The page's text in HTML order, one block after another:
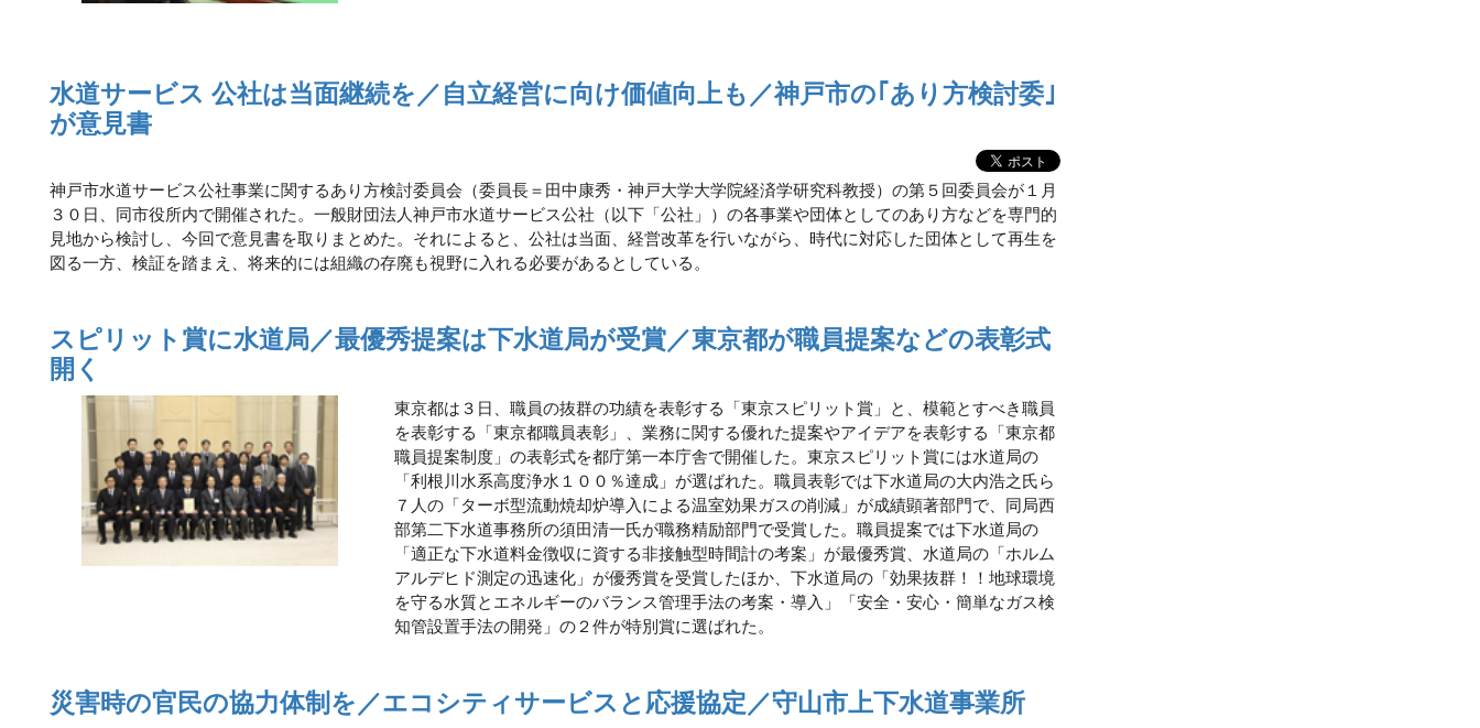
水道サービス 公社は当面継続を／自立経営に向け価値向上も／神戸市の｢あり方検討委｣
が意見書
神戸市水道サービス公社事業に関するあり方検討委員会（委員長＝田中康秀・神戸大学大学院経済学研究科教授）の第５回委員会が１月
３０日、同市役所内で開催された。一般財団法人神戸市水道サービス公社（以下「公社」）の各事業や団体としてのあり方などを専門的
見地から検討し、今回で意見書を取りまとめた。それによると、公社は当面、経営改革を行いながら、時代に対応した団体として再生を
図る一方、検証を踏まえ、将来的には組織の存廃も視野に入れる必要があるとしている。
スピリット賞に水道局／最優秀提案は下水道局が受賞／東京都が職員提案などの表彰式
開く
東京都は３日、職員の抜群の功績を表彰する「東京スピリット賞」と、模範とすべき職員
を表彰する「東京都職員表彰」、業務に関する優れた提案やアイデアを表彰する「東京都
職員提案制度」の表彰式を都庁第一本庁舎で開催した。東京スピリット賞には水道局の
「利根川水系高度浄水１００％達成」が選ばれた。職員表彰では下水道局の大内浩之氏ら
７人の「ターボ型流動焼却炉導入による温室効果ガスの削減」が成績顕著部門で、同局西
部第二下水道事務所の須田清一氏が職務精励部門で受賞した。職員提案では下水道局の
「適正な下水道料金徴収に資する非接触型時間計の考案」が最優秀賞、水道局の「ホルム
アルデヒド測定の迅速化」が優秀賞を受賞したほか、下水道局の「効果抜群！！地球環境
を守る水質とエネルギーのバランス管理手法の考案・導入」「安全・安心・簡単なガス検
知管設置手法の開発」の２件が特別賞に選ばれた。
災害時の官民の協力体制を／エコシティサービスと応援協定／守山市上下水道事業所